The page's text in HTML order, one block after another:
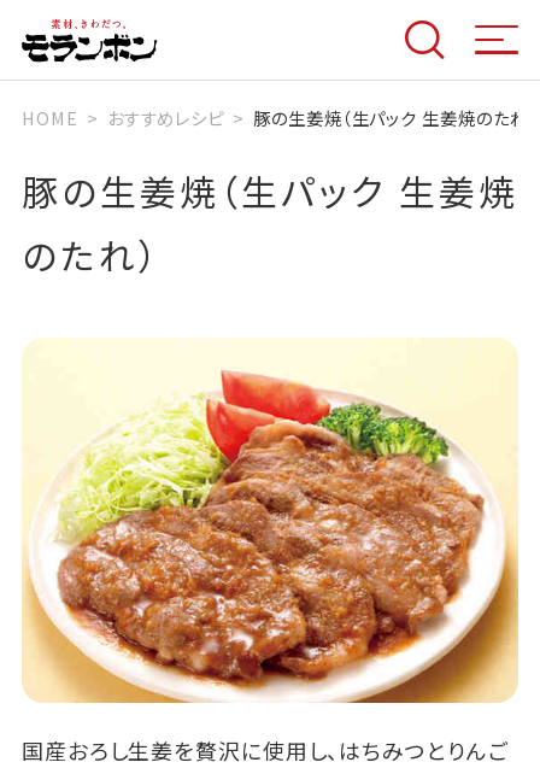
HOME おすすめレシピ 豚の生姜焼（生パック 生姜焼のたれ）
豚の生姜焼（生パック 生姜焼
のたれ）
国産おろし生姜を贅沢に使用し、はちみつとりんご